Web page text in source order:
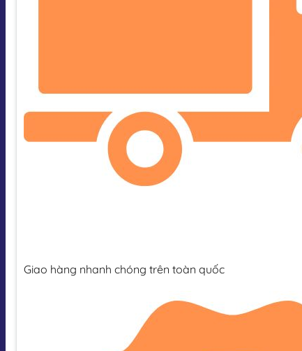
Giao hàng nhanh chóng trên toàn quốc